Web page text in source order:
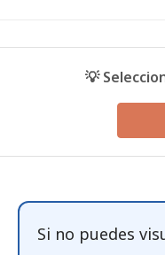
💡
Si no puedes